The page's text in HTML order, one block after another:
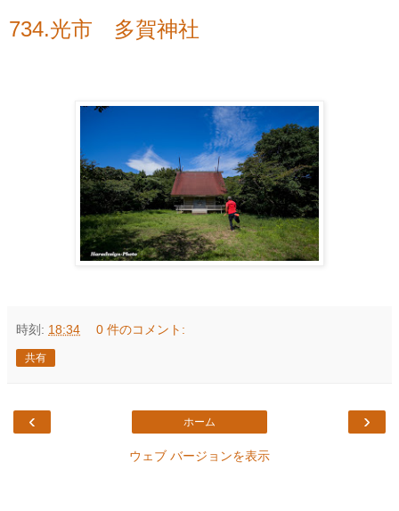
734.光市 多賀神社
時刻: 18:34 0 件のコメント:
共有
‹ ›
ホーム
ウェブ バージョンを表示